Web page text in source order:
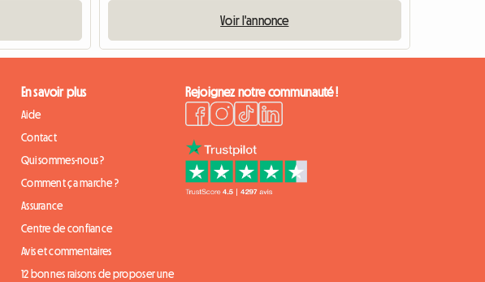
Voir l'annonce
En savoir plus
Aide
Contact
Qui sommes-nous ?
Comment ça marche ?
Assurance
Centre de confiance
Avis et commentaires
12 bonnes raisons de proposer une
Rejoignez notre communauté !